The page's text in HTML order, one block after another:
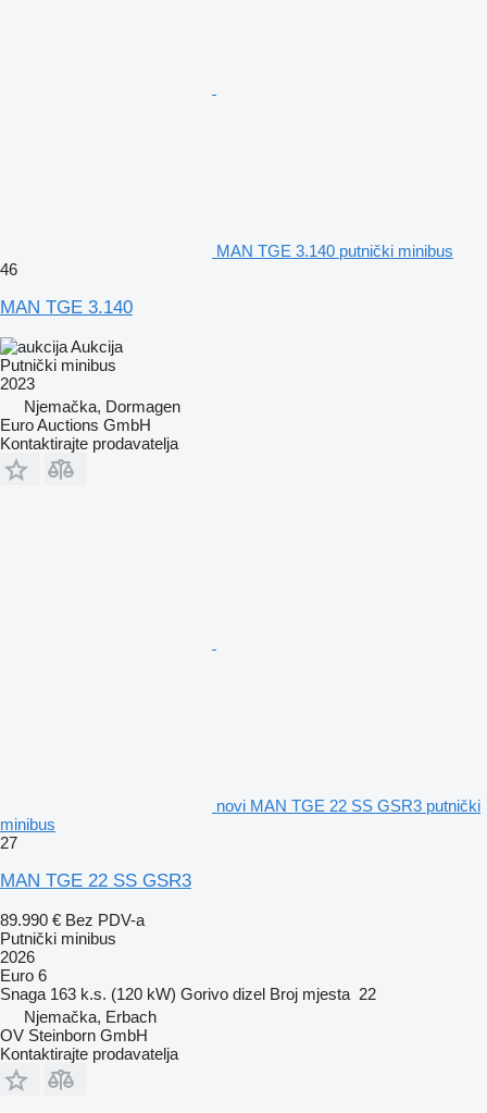
MAN TGE 3.140 putnički minibus
46
MAN TGE 3.140
Aukcija
Putnički minibus
2023
Njemačka, Dormagen
Euro Auctions GmbH
Kontaktirajte prodavatelja
novi MAN TGE 22 SS GSR3 putnički
minibus
27
MAN TGE 22 SS GSR3
89.990 € Bez PDV-a
Putnički minibus
2026
Euro 6
Snaga 163 k.s. (120 kW) Gorivo dizel Broj mjesta 22
Njemačka, Erbach
OV Steinborn GmbH
Kontaktirajte prodavatelja